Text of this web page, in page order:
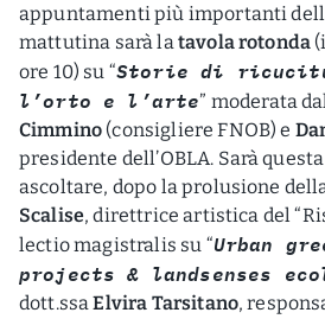
appuntamenti più importanti
mattutina sarà latavola rotonda
ore 10) su “Storie di
l’orto e l’arte” moderata
Cimmino (consigliere FNOB) e
presidente dell’OBLA. Sarà
ascoltare, dopo la prolusione
Scalise, direttrice artistica del
lectio magistralis su “Urban
projects & landsenses
dott.ssaElvira Tarsitano,